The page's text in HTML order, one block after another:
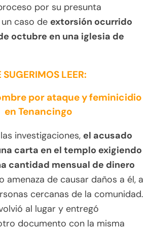
por su presunta
caso de extorsión ocurrido
octubre en una iglesia de
SUGERIMOS LEER:
por ataque y feminicidio
en Tenancingo
investigaciones, el acusado
carta en el templo exigiendo
cantidad mensual de dinero
amenaza de causar daños a él, a
cercanas de la comunidad.
al lugar y entregó
documento con la misma